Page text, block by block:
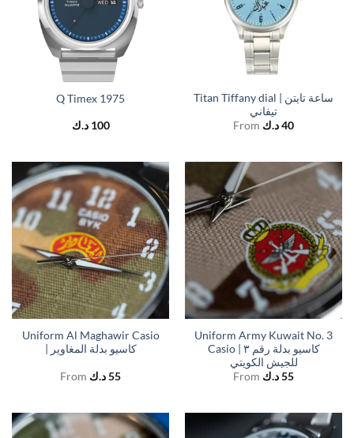
Q Timex 1975
100 د.ك
Titan Tiffany dial | ساعة تايتن
تيفاني
From
40د.ك
Uniform Al Maghawir Casio
| كاسيو بدلة المغاوير
From 55د.ك
Uniform Army Kuwait No. 3
Casio | كاسيو بدلة رقم ٣
للجيش الكويتي
From
55د.ك